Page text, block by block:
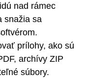
nad rámec
snažia sa
prílohy, ako sú
archívy ZIP
súbory.